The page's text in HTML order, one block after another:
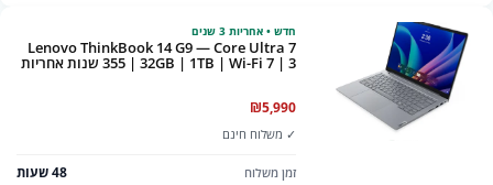
חדש • אחריות 3 שנים
Lenovo ThinkBook 14 G9 — Core Ultra 7
355 | 32GB | 1TB | Wi-Fi 7 | 3 שנות אחריות
₪5,990
✓ משלוח חינם
זמן משלוח 48 שעות